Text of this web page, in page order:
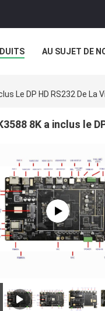
AU SUJET DE
Le DP HD RS232 De
8K a inclus le